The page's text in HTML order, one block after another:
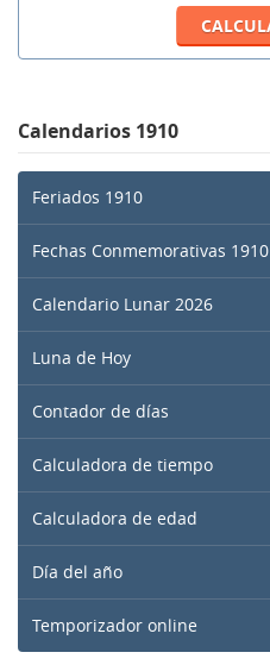
Calendarios 1910
Feriados 1910
Fechas Conmemorativas 1910
Calendario Lunar 2026
Luna de Hoy
Contador de días
Calculadora de tiempo
Calculadora de edad
Día del año
Temporizador online